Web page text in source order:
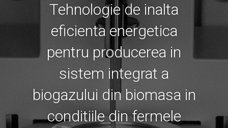
Tehnologie de inalta
eficienta energetica
pentru producerea in
sistem integrat a
biogazului din biomasa in
conditiile din fermele